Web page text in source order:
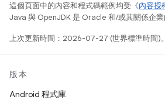
這個頁面中的內容和程式碼範例均受《內容授
Java 與 OpenJDK 是 Oracle 和/或其關係企業
上次更新時間：2026-07-27 (世界標準時間)。
版本
Android 程式庫